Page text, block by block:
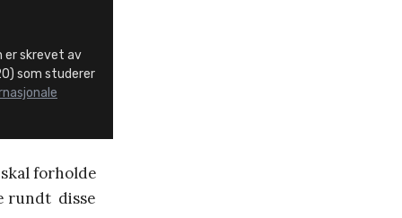
er skrevet av
som studerer
forholde
rundt disse